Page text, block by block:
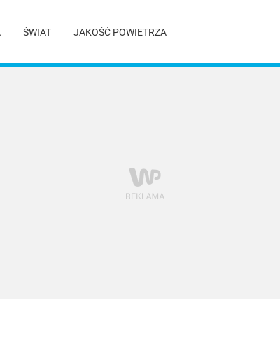
ŚWIAT JAKOŚĆ POWIETRZA